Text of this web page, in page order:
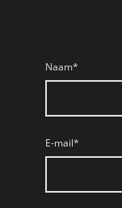
Naam*
E-mail*